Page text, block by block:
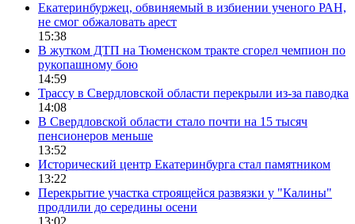
Екатеринбуржец, обвиняемый в избиении ученого РАН,
не смог обжаловать арест
15:38
В жутком ДТП на Тюменском тракте сгорел чемпион по
рукопашному бою
14:59
Трассу в Свердловской области перекрыли из-за паводка
14:08
В Свердловской области стало почти на 15 тысяч
пенсионеров меньше
13:52
Исторический центр Екатеринбурга стал памятником
13:22
Перекрытие участка строящейся развязки у "Калины"
продлили до середины осени